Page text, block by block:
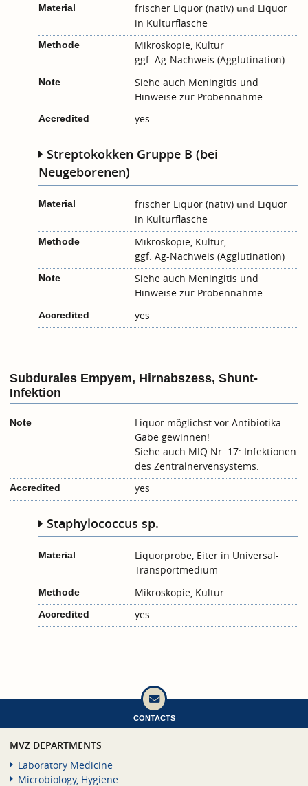
Material frischer Liquor (nativ) und Liquor
in Kulturflasche
Methode
Mikroskopie, Kultur
ggf. Ag-Nachweis (Agglutination)
Note Siehe auch Meningitis und
Hinweise zur Probennahme.
Accredited yes
Streptokokken Gruppe B (bei
Neugeborenen)
Material frischer Liquor (nativ) und Liquor
in Kulturflasche
Methode
Mikroskopie, Kultur,
ggf. Ag-Nachweis (Agglutination)
Note Siehe auch Meningitis und
Hinweise zur Probennahme.
Accredited yes
Subdurales Empyem, Hirnabszess, Shunt-
Infektion
Note
Liquor möglichst vor Antibiotika-
Gabe gewinnen!
Siehe auch MIQ Nr. 17: Infektionen
des Zentralnervensystems.
Accredited yes
Staphylococcus sp.
Material
Liquorprobe, Eiter in Universal-
Transportmedium
Methode Mikroskopie, Kultur
Accredited yes
CONTACTS
MVZ DEPARTMENTS
Laboratory Medicine
Microbiology, Hygiene